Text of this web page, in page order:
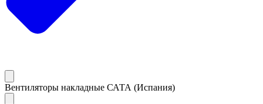
Вентиляторы накладные САТА (Испания)